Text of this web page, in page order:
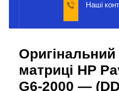
Наші
матриці HP
G6-2000 —